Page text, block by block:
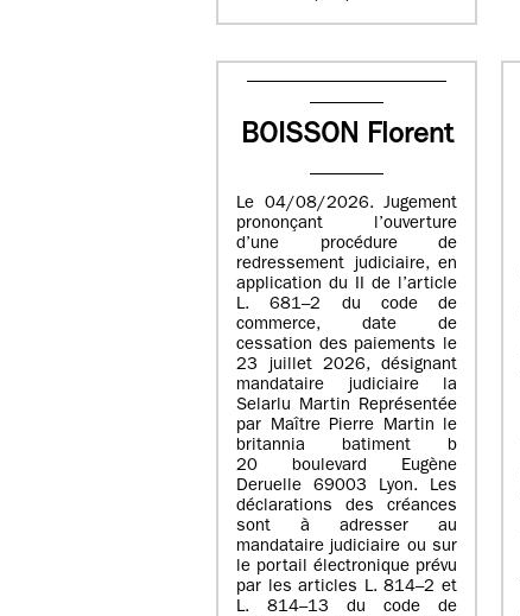
BOISSON Florent
Le 04/08/2026. Jugement
prononçant l’ouverture
d’une procédure de
redressement judiciaire, en
application du II de l’article
L. 681–2 du code de
commerce, date de
cessation des paiements le
23 juillet 2026, désignant
mandataire judiciaire la
Selarlu Martin Représentée
par Maître Pierre Martin le
britannia batiment b
20 boulevard Eugène
Deruelle 69003 Lyon. Les
déclarations des créances
sont à adresser au
mandataire judiciaire ou sur
le portail électronique prévu
par les articles L. 814–2 et
L. 814–13 du code de